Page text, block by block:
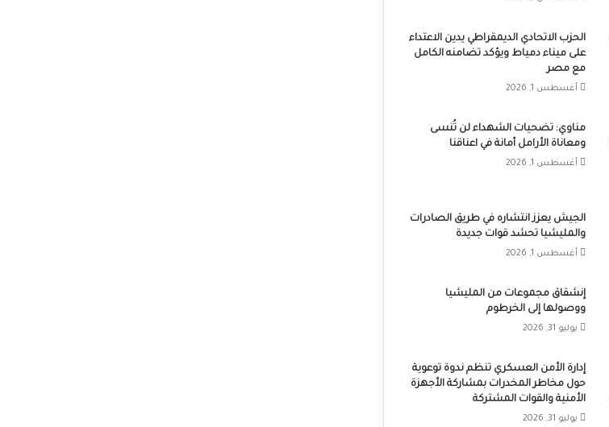
الحزب الاتحادي الديمقراطي يدين الاعتداء
على ميناء دمياط ويؤكد تضامنه الكامل
مع مصر
أغسطس 1, 2026
مناوي: تضحيات الشهداء لن تُنسى
ومعاناة الأرامل أمانة في اعناقنا
أغسطس 1, 2026
الجيش يعزز انتشاره في طريق الصادرات
والمليشيا تحشد قوات جديدة
أغسطس 1, 2026
إنشقاق مجموعات من المليشيا
ووصولها إلى الخرطوم
يوليو 31, 2026
إدارة الأمن العسكري تنظم ندوة توعوية
حول مخاطر المخدرات بمشاركة الأجهزة
الأمنية والقوات المشتركة
يوليو 31, 2026